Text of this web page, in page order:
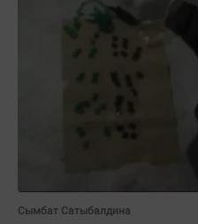
Сымбат Сатыбалдина